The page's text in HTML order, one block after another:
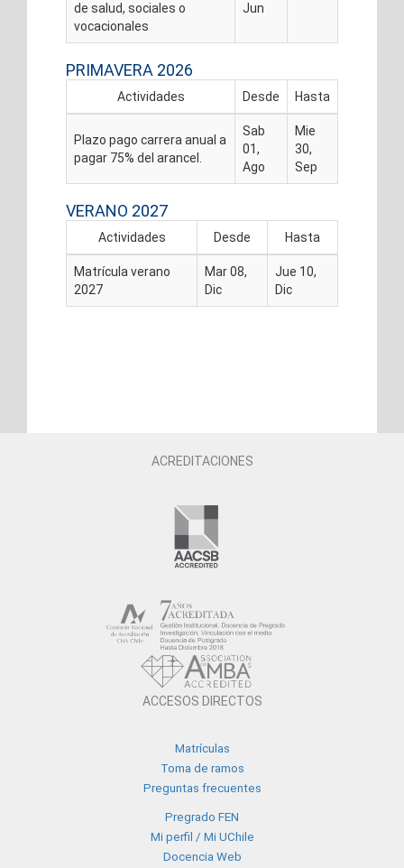
de salud, sociales o
vocacionales
Jun
PRIMAVERA 2026
Actividades Desde Hasta
Plazo pago carrera anual a
pagar 75% del arancel.
Sab
01,
Ago
Mie
30,
Sep
VERANO 2027
Actividades Desde Hasta
Matrícula verano
2027
Mar 08,
Dic
Jue 10,
Dic
ACREDITACIONES
ACCESOS DIRECTOS
Matrículas
Toma de ramos
Preguntas frecuentes
Pregrado FEN
Mi perfil / Mi UChile
Docencia Web